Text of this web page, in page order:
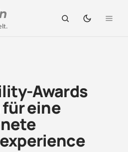
Awards
für eine